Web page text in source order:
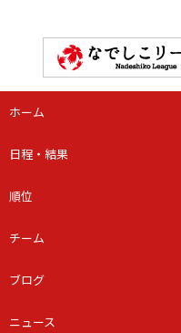
ホーム
日程・結果
順位
チーム
ブログ
ニュース